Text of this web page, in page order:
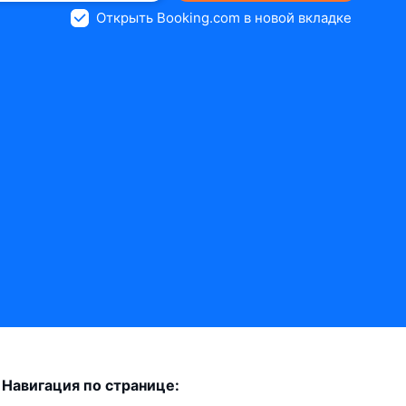
Открыть Booking.com в новой вкладке
Навигация по странице: